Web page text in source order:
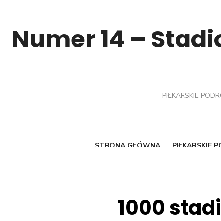
contentNumer 14 –
PIŁKARSKIE
STRONA GŁÓWNA PIŁKARSKIE
1000